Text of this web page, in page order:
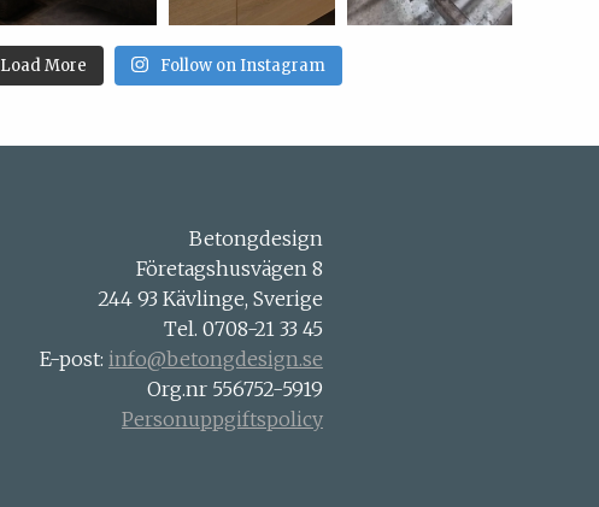
Load More Follow on Instagram
Betongdesign
Företagshusvägen 8
244 93 Kävlinge, Sverige
Tel. 0708-21 33 45
E-post: info@betongdesign.se
Org.nr 556752-5919
Personuppgiftspolicy